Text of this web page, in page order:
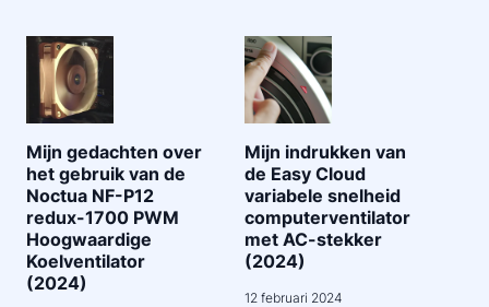
Mijn gedachten over
het gebruik van de
Noctua NF-P12
redux-1700 PWM
Hoogwaardige
Koelventilator
(2024)
Mijn indrukken van
de Easy Cloud
variabele snelheid
computerventilator
met AC-stekker
(2024)
12 februari 2024